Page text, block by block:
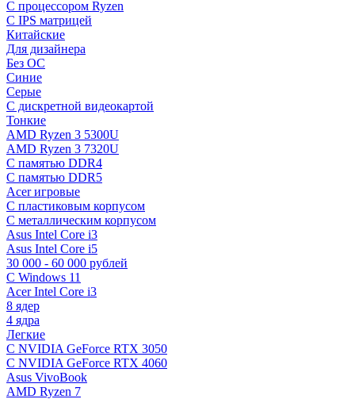
С процессором Ryzen
С IPS матрицей
Китайские
Для дизайнера
Без ОС
Синие
Серые
C дискретной видеокартой
Тонкие
AMD Ryzen 3 5300U
AMD Ryzen 3 7320U
С памятью DDR4
С памятью DDR5
Acer игровые
С пластиковым корпусом
С металлическим корпусом
Asus Intel Core i3
Asus Intel Core i5
30 000 - 60 000 рублей
С Windows 11
Acer Intel Core i3
8 ядер
4 ядра
Легкие
С NVIDIA GeForce RTX 3050
С NVIDIA GeForce RTX 4060
Asus VivoBook
AMD Ryzen 7